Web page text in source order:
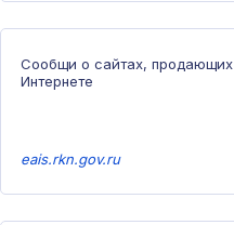
Сообщи о сайтах, продающих
Интернете
eais.rkn.gov.ru